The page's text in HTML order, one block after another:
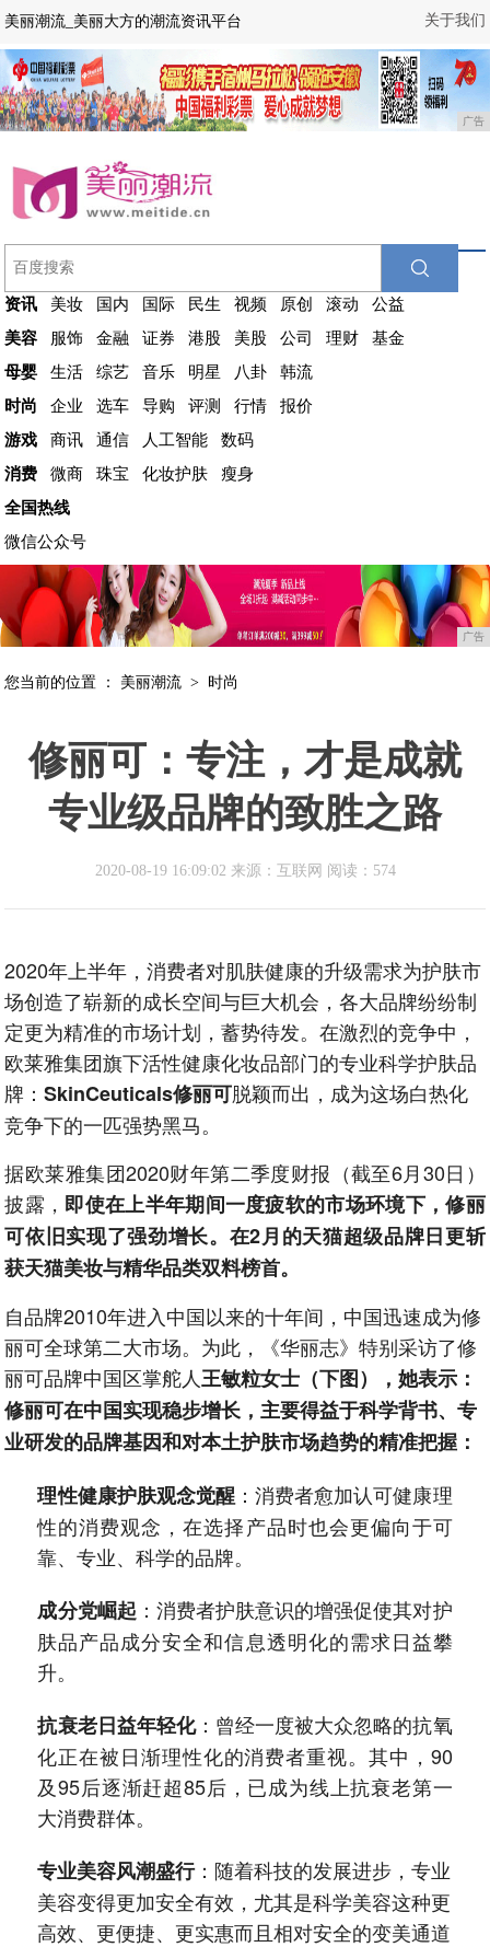
关于我们
美丽潮流_美丽大方的潮流资讯平台
广告
资讯 美妆 国内 国际 民生 视频 原创 滚动
公益
美容
服饰 金融 证券 港股 美股 公司 理财
基金
母婴
生活 综艺 音乐 明星 八卦
韩流
时尚
企业 选车 导购 评测 行情
报价
游戏
商讯 通信 人工智能
数码
消费
微商 珠宝 化妆护肤
瘦身
全国热线
微信公众号
广告
您当前的位置 ： 美丽潮流 > 时尚
修丽可：专注，才是成就
专业级品牌的致胜之路
2020-08-19 16:09:02 来源：互联网 阅读：574
2020年上半年，消费者对肌肤健康的升级需求为护肤市
场创造了崭新的成长空间与巨大机会，各大品牌纷纷制
定更为精准的市场计划，蓄势待发。在激烈的竞争中，
欧莱雅集团旗下活性健康化妆品部门的专业科学护肤品
牌：SkinCeuticals修丽可脱颖而出，成为这场白热化
竞争下的一匹强势黑马。
据欧莱雅集团2020财年第二季度财报（截至6月30日）
披露， 即使在上半年期间一度疲软的市场环境下，修丽
可依旧实现了强劲增长。在2月的天猫超级品牌日更斩
获天猫美妆与精华品类双料榜首。
自品牌2010年进入中国以来的十年间，中国迅速成为修
丽可全球第二大市场。为此，《华丽志》特别采访了修
丽可品牌中国区掌舵人王敏粒女士（下图），她表示：
修丽可在中国实现稳步增长，主要得益于科学背书、专
业研发的品牌基因和对本土护肤市场趋势的精准把握：
理性健康护肤观念觉醒 ：消费者愈加认可健康理
性的消费观念，在选择产品时也会更偏向于可
靠、专业、科学的品牌。
成分党崛起 ：消费者护肤意识的增强促使其对护
肤品产品成分安全和信息透明化的需求日益攀
升。
抗衰老日益年轻化：曾经一度被大众忽略的抗氧
化正在被日渐理性化的消费者重视。其中，90
及95后逐渐赶超85后，已成为线上抗衰老第一
大消费群体。
专业美容风潮盛行：随着科技的发展进步，专业
美容变得更加安全有效，尤其是科学美容这种更
高效、更便捷、更实惠而且相对安全的变美通道